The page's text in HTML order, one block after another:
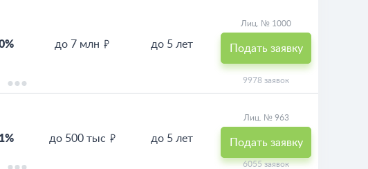
до 7 млн до 5 лет
Лиц. № 1000
Подать заявку
9978 заявок
до 500 тыс до 5 лет
Лиц. № 963
Подать заявку
6055 заявок